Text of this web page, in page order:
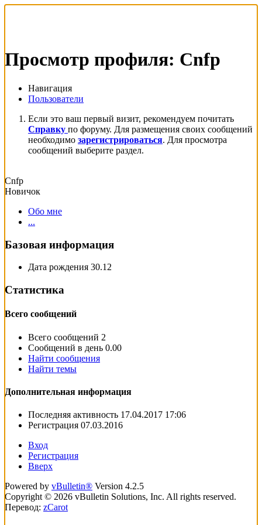
Просмотр профиля: Cnfp
Навигация
Пользователи
Если это ваш первый визит, рекомендуем почитать
Справку по форуму. Для размещения своих сообщений
необходимо зарегистрироваться . Для просмотра
сообщений выберите раздел.
Cnfp
Новичок
Обо мне
Базовая информация
Дата рождения 30.12
Статистика
Всего сообщений
Всего сообщений 2
Сообщений в день 0.00
Найти сообщения
Найти темы
Дополнительная информация
Последняя активность 17.04.2017 17:06
Регистрация 07.03.2016
Вход
Регистрация
Вверх
Powered by vBulletin® Version 4.2.5
Copyright © 2026 vBulletin Solutions, Inc. All rights reserved.
Перевод: zCarot